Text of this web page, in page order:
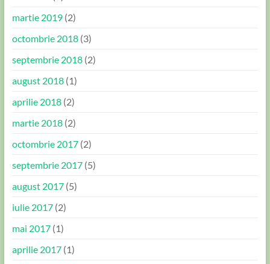
martie 2019(2)
octombrie 2018(3)
septembrie 2018(2)
august 2018(1)
aprilie 2018(2)
martie 2018(2)
octombrie 2017(2)
septembrie 2017(5)
august 2017(5)
iulie 2017(2)
mai 2017(1)
aprilie 2017(1)